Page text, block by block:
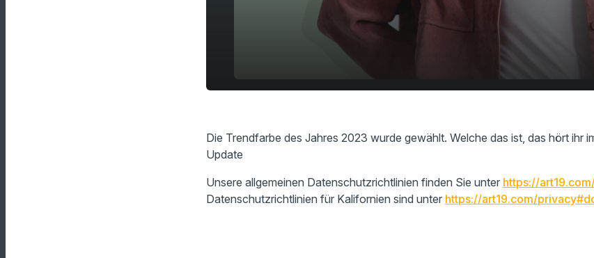
Die Trendfarbe des Jahres 2023 wurde gewählt. Welche das ist, das hört ihr
Update
Unsere allgemeinen Datenschutzrichtlinien finden Sie unter https://
Datenschutzrichtlinien für Kalifornien sind unter https://art19.com/